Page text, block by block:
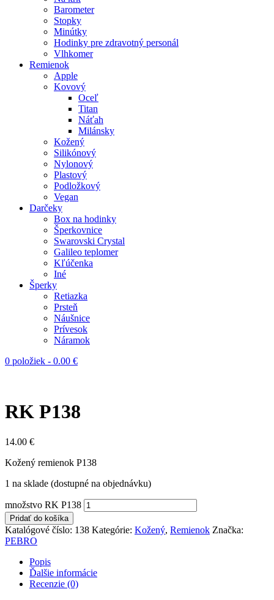
Barometer
Stopky
Minútky
Hodinky pre zdravotný personál
Vlhkomer
Remienok
Apple
Kovový
Oceľ
Titan
Náťah
Milánsky
Kožený
Silikónový
Nylonový
Plastový
Podložkový
Vegan
Darčeky
Box na hodinky
Šperkovnice
Swarovski Crystal
Galileo teplomer
Kľúčenka
Iné
Šperky
Retiazka
Prsteň
Náušnice
Prívesok
Náramok
0 položiek - 0.00 €
RK P138
14.00 €
Kožený remienok P138
1 na sklade (dostupné na objednávku)
množstvo RK P138
Pridať do košíka
Katalógové číslo: 138 Kategórie: Kožený, Remienok Značka:
PEBRO
Popis
Ďalšie informácie
Recenzie (0)